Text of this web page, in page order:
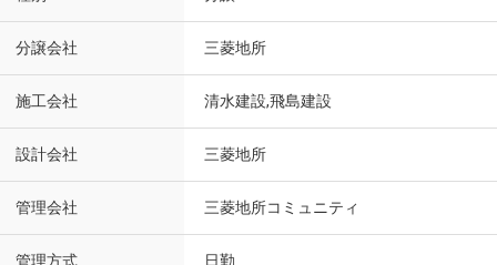
分譲会社 三菱地所
施工会社 清水建設,飛島建設
設計会社 三菱地所
管理会社 三菱地所コミュニティ
日勤